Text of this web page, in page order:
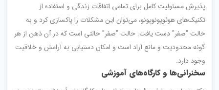
پذیرش مسئولیت کامل برای تمامی اتفاقات زندگی و استفاده از
تکنیک‌های هوئوپونوپونو، می‌توان این مشکلات را پاکسازی کرد و به
حالت “صفر” دست یافت. حالت “صفر” حالتی است که در آن ذهن از هر
گونه محدودیت و مانع آزاد است و امکان دستیابی به آرامش و خلاقیت
وجود دارد.
سخنرانی‌ها و کارگاه‌های آموزشی